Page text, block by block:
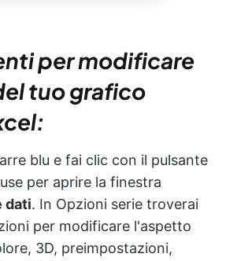
per modificare
tuo grafico
blu e fai clic con il pulsante
per aprire la finestra
dati. In Opzioni serie troverai
per modificare l'aspetto
3D, preimpostazioni,